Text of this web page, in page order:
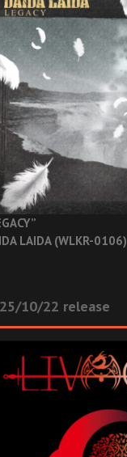
LAIDA (WLKR-0106)
10/22 release